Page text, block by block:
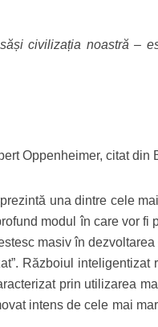
civilizația noastră –
Oppenheimer, citat din
una dintre cele
modul în care vor fi
masiv în dezvoltarea
Războiul inteligentizat
prin utilizarea
intens de cele mai